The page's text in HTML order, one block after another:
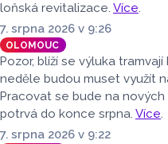
loňská revitalizace. Více.
7. srpna 2026 v 9:26
OLOMOUC
Pozor, blíží se výluka
neděle budou muset využít
Pracovat se bude na
potrvá do konce srpna. Více.
7. srpna 2026 v 9:22